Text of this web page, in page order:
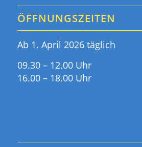
ÖFFNUNGSZEITEN
Ab 1. April 2026 täglich
09.30 – 12.00 Uhr
16.00 – 18.00 Uhr